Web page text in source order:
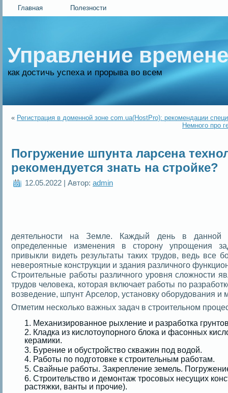
Главная Полезности
Управление
как достичь успеха и прорыва во всем
« Регистрация в доменной зоне com.ua(HostPro): рекомендации
Немного про
Погружение шпунта ларсена
рекомендуется знать на стройке?
12.05.2022 | Автор: admin
деятельности на Земле. Каждый день в данной
определенные изменения в сторону упрощения
привыкли видеть результаты таких трудов, ведь все
невероятные конструкции и здания различного
Строительные работы различного уровня сложности
трудов человека, которая включает работы по
возведение, шпунт Арселор, установку оборудования и
Отметим несколько важных задач в строительном
Механизированное рыхление и разработка
Кладка из кислотоупорного блока и фасонных
керамики.
Бурение и обустройство скважин под водой.
Работы по подготовке к строительным работам.
Свайные работы. Закрепление земель.
Строительство и демонтаж тросовых несущих
растяжки, ванты и прочие).